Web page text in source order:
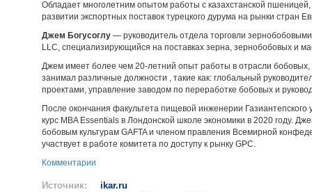
Обладает многолетним опытом работы с казахстанской
развитии экспортных поставок турецкого дурума на рынки стран
Джем Богусоглу — руководитель отдела торговли
LLC, специализирующийся на поставках зерна, зернобобовых и
Джем имеет более чем 20-летний опыт работы в отрасли
занимал различные должности , такие как: глобальный
проектами, управление заводом по переработке бобовых и
После окончания факультета пищевой инженерии
курс MBA Essentials в Лондонской школе экономики в 2020 году.
бобовым культурам GAFTA и членом правления Всемирной
участвует в работе комитета по доступу к рынку GPC.
Комментарии
Источник:
ikar.ru